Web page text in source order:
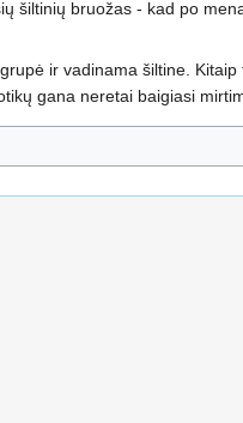
šiltinių bruožas - kad po
ir vadinama šiltine.
gana neretai baigiasi